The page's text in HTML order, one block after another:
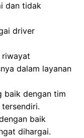
dan tidak
driver
riwayat
dalam layanan
baik dengan tim
baik
dihargai.